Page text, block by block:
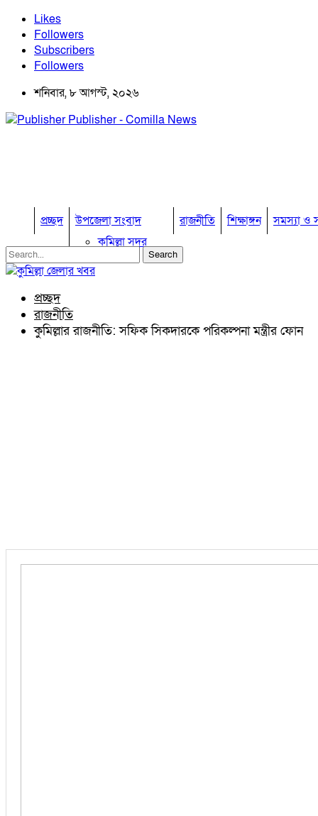
Likes
Followers
Subscribers
Followers
শনিবার, ৮ আগস্ট, ২০২৬
Publisher - Comilla News
প্রচ্ছদ
উপজেলা সংবাদ
কুমিল্লা সদর
কুমিল্লা সদর দক্ষিণ
চৌদ্দগ্রাম
নাঙ্গলকোট
রাজনীতি শিক্ষাঙ্গন সমস্যা ও
প্রচ্ছদ
রাজনীতি
কুমিল্লার রাজনীতি: সফিক সিকদারকে পরিকল্পনা মন্ত্রীর ফোন